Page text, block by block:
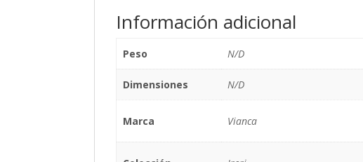
Información adicional
Peso N/D
Dimensiones N/D
Marca Vianca